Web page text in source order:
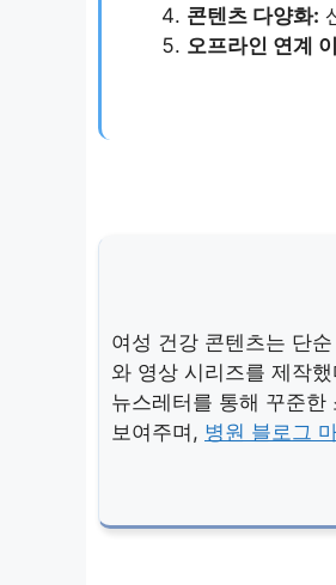
콘텐츠 다양화:
오프라인 연계
여성 건강 콘텐츠는 단
와 영상 시리즈를 제작
뉴스레터를 통해 꾸준
보여주며, 병원 블로그